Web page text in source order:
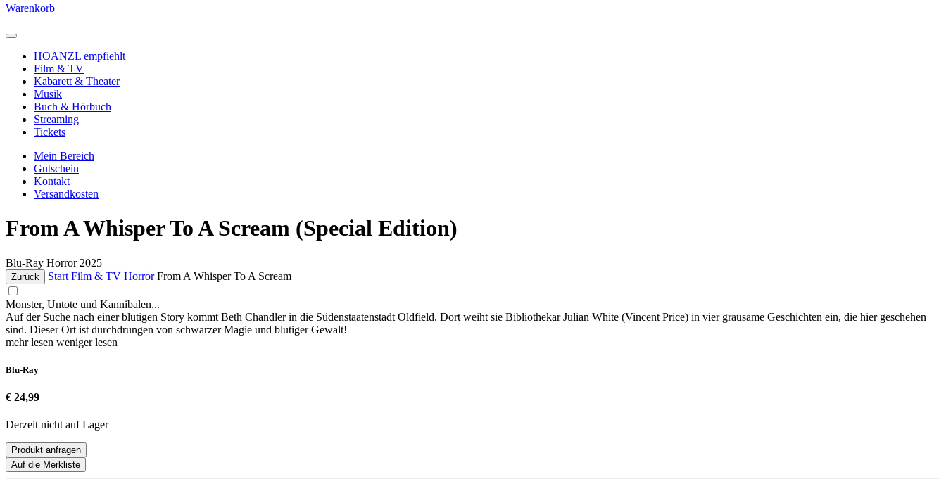
Warenkorb
HOANZL empfiehlt
Film & TV
Kabarett & Theater
Musik
Buch & Hörbuch
Streaming
Tickets
Mein Bereich
Gutschein
Kontakt
Versandkosten
From A Whisper To A Scream (Special Edition)
Blu-Ray Horror 2025
Zurück Start Film & TV Horror From A Whisper To A Scream
Monster, Untote und Kannibalen...
Auf der Suche nach einer blutigen Story kommt Beth Chandler in die Südenstaatenstadt Oldfield. Dort weiht sie Bibliothekar Julian White (Vincent Price) in vier grausame Geschichten ein, die hier geschehen
sind. Dieser Ort ist durchdrungen von schwarzer Magie und blutiger Gewalt!
mehr lesen weniger lesen
Blu-Ray
€ 24,99
Derzeit nicht auf Lager
Produkt anfragen
Auf die Merkliste